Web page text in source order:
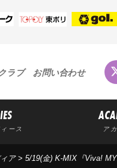
ラブ お問い合わせ
ィース ア
ア> 5/19(金) K-MIX『Viva!